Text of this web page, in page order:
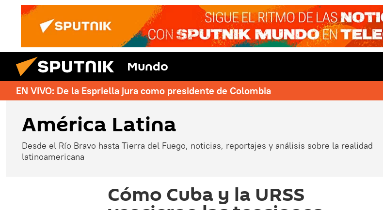
Mundo
EN VIVO: De la Espriella jura como presidente de Colombia
América Latina
Desde el Río Bravo hasta Tierra del Fuego, noticias, reportajes y análisis sobre la realidad
latinoamericana
Cómo Cuba y la URSS